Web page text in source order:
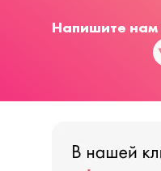
Напишите нам